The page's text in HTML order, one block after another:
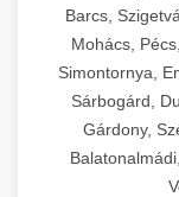
📦 22.
🎁 23.
Ipari
Barcs,
Mohács,
Simontornya,
Sárbogárd,
Gárdony,